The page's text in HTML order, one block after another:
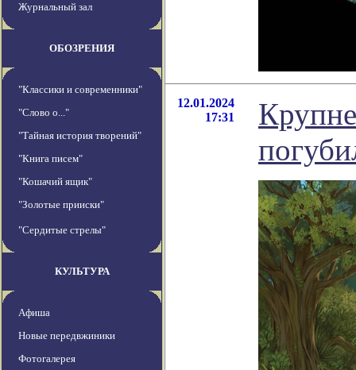
Журнальный зал
ОБОЗРЕНИЯ
"Классики и современники"
"Слово о..."
"Тайная история творений"
"Книга писем"
"Кошачий ящик"
"Золотые прииски"
"Сердитые стрелы"
КУЛЬТУРА
Афиша
Новые передвжиники
Фотогалерея
12.01.2024
17:31